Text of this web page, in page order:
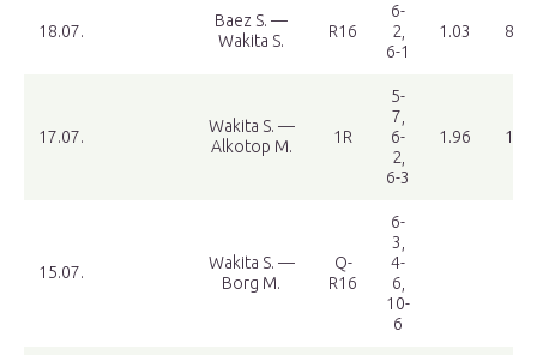
18.07.
Baez S. —
Wakita S.
R16
6-
2,
6-1
1.03 8.35
17.07.
Wakita S. —
Alkotop M.
1R
5-
7,
6-
2,
6-3
1.96 1.72
15.07.
Wakita S. —
Borg M.
Q-
R16
6-
3,
4-
6,
10-
6